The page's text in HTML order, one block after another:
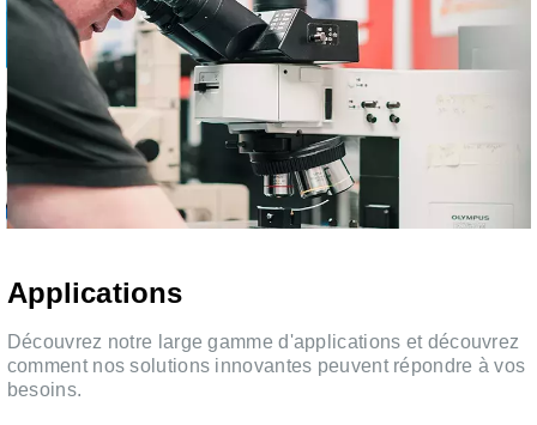
Applications
Découvrez notre large gamme d'applications et découvrez
comment nos solutions innovantes peuvent répondre à vos
besoins.